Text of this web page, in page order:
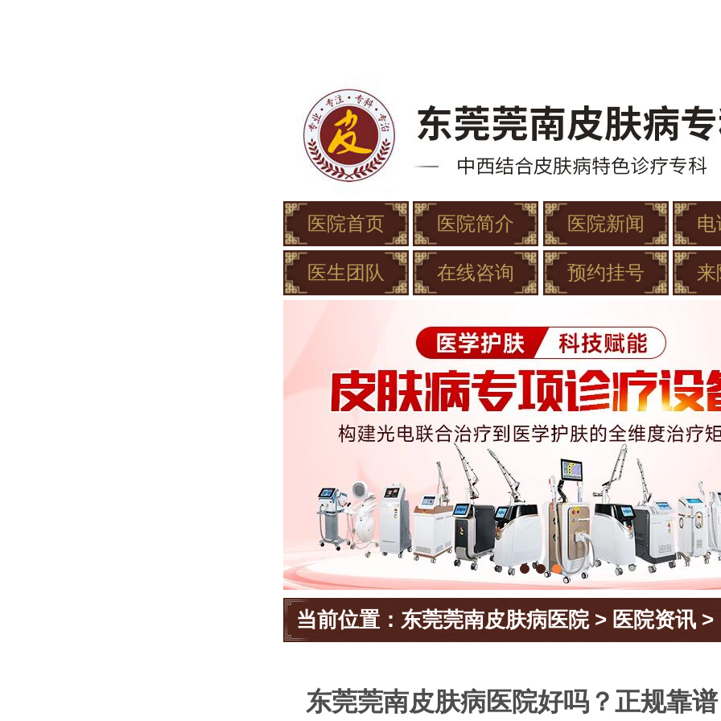
医院首页 医院简介 医院新闻 电
医生团队 在线咨询 预约挂号 来
当前位置： 东莞莞南皮肤病医院> 医院资讯 >
东莞莞南皮肤病医院好吗？正规靠